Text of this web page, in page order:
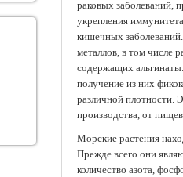
раковых заболеваний,
укрепления
кишечных
металлов, в том числе
содержащих
получение из них
различной плотности.
производства, от
Морские растения
Прежде всего они
количество азота,